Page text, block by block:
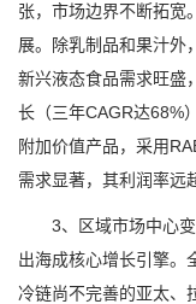
张，市场边界不断拓宽
展。除乳制品和果汁外
新兴液态食品需求旺盛
长（三年CAGR达68%
附加价值产品，采用
需求显著，其利润率远
3、区域市场中心变
出海成核心增长引擎。
冷链尚不完善的亚太、